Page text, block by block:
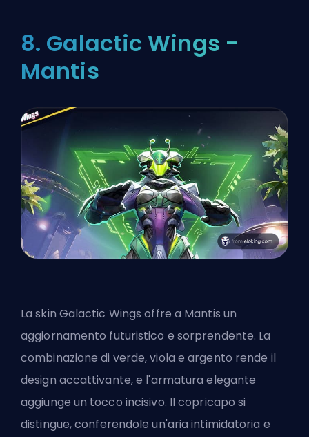
8. Galactic Wings -
Mantis
La skin Galactic Wings offre a Mantis un
aggiornamento futuristico e sorprendente. La
combinazione di verde, viola e argento rende il
design accattivante, e l'armatura elegante
aggiunge un tocco incisivo. Il copricapo si
distingue, conferendole un'aria intimidatoria e